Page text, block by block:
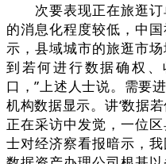
次要表现正在旅逛订
的消息化程度较低，中
示，县域城市的旅逛市
到若何进行数据确权
口，”上述人士说。需要
机构数据显示。讲‘数据
正在采访中发觉，一位
士对经济察看报暗示，